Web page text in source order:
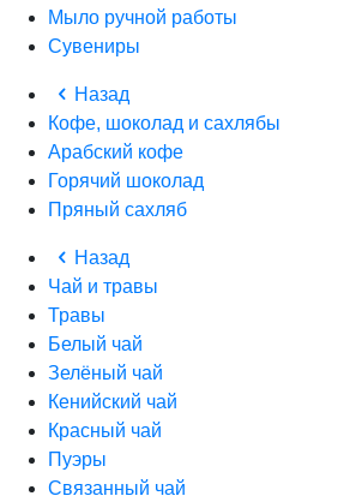
Мыло ручной работы
Сувениры
Назад
Кофе, шоколад и сахлябы
Арабский кофе
Горячий шоколад
Пряный сахляб
Назад
Чай и травы
Травы
Белый чай
Зелёный чай
Кенийский чай
Красный чай
Пуэры
Связанный чай